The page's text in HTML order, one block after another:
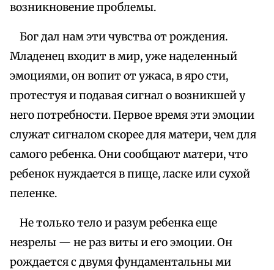
возникновение проблемы.
Бог дал нам эти чувства от рождения.
Младенец входит в мир, уже наделенный
эмоциями, он вопит от ужаса, в яро сти,
протестуя и подавая сигнал о возникшей у
него потребности. Первое время эти эмоции
служат сигналом скорее для матери, чем для
самого ребенка. Они сообщают матери, что
ребенок нуждается в пище, ласке или сухой
пеленке.
Не только тело и разум ребенка еще
незрелы — не раз виты и его эмоции. Он
рождается с двумя фундаментальны ми